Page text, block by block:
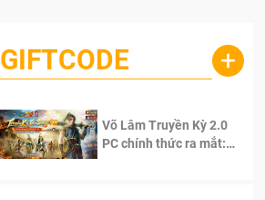
GIFTCODE +
Võ Lâm Truyền Kỳ 2.0
PC chính thức ra mắt: